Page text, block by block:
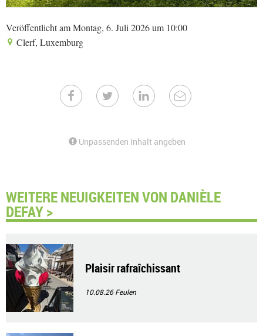
Veröffentlicht am Montag, 6. Juli 2026 um 10:00
Clerf, Luxemburg
Unpassenden Inhalt angeben
WEITERE NEUIGKEITEN VON DANIÈLE
DEFAY >
Plaisir rafraîchissant
10.08.26Feulen